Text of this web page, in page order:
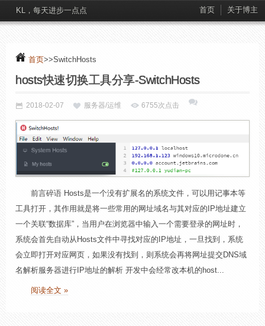
KL，每天进步一点点 首页 关于博主
首页>>SwitchHosts
hosts快速切换工具分享-SwitchHosts
2018-02-07 服务器/运维 6755次点击
前言碎语 Hosts是一个没有扩展名的系统文件，可以用记事本等
工具打开，其作用就是将一些常用的网址域名与其对应的IP地址建立
一个关联“数据库”，当用户在浏览器中输入一个需要登录的网址时，
系统会首先自动从Hosts文件中寻找对应的IP地址，一旦找到，系统
会立即打开对应网页，如果没有找到，则系统会再将网址提交DNS域
名解析服务器进行IP地址的解析 开发中会经常改本机的host...
阅读全文 »